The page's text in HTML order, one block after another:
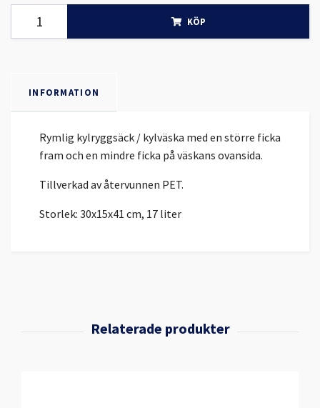
KÖP
INFORMATION
Rymlig kylryggsäck / kylväska med en större ficka
fram och en mindre ficka på väskans ovansida.
Tillverkad av återvunnen PET.
Storlek: 30x15x41 cm, 17 liter